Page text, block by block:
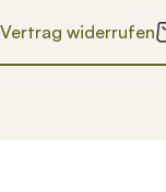
Vertrag widerrufen